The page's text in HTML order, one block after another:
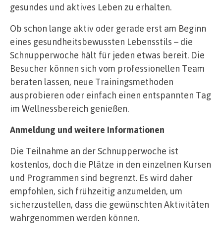
gesundes und aktives Leben zu erhalten.
Ob schon lange aktiv oder gerade erst am Beginn
eines gesundheitsbewussten Lebensstils – die
Schnupperwoche hält für jeden etwas bereit. Die
Besucher können sich vom professionellen Team
beraten lassen, neue Trainingsmethoden
ausprobieren oder einfach einen entspannten Tag
im Wellnessbereich genießen.
Anmeldung und weitere Informationen
Die Teilnahme an der Schnupperwoche ist
kostenlos, doch die Plätze in den einzelnen Kursen
und Programmen sind begrenzt. Es wird daher
empfohlen, sich frühzeitig anzumelden, um
sicherzustellen, dass die gewünschten Aktivitäten
wahrgenommen werden können.